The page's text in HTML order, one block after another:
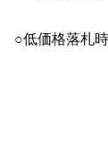
○低価格落札時